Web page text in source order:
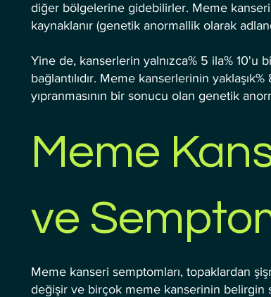
diğer bölgelerine gidebilirler. Meme
kaynaklanır (genetik anormallik olarak
Yine de, kanserlerin yalnızca% 5 ila%
bağlantılıdır. Meme kanserlerinin
yıpranmasının bir sonucu olan genetik
Meme kanseri semptomları, topaklardan
değişir ve birçok meme kanserinin belirgin
Meme
ve